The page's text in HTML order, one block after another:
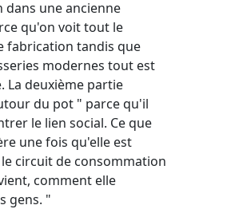
dans une ancienne
qu'on voit tout le
fabrication tandis que
modernes tout est
La deuxième partie
du pot " parce qu'il
le lien social. Ce que
une fois qu'elle est
le circuit de consommation
comment elle
gens. "